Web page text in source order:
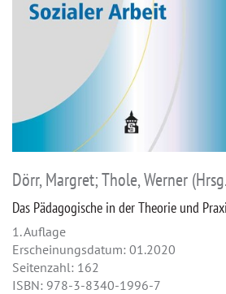
Dörr, Margret; Thole, Werner
Das Pädagogische in der Theorie und
1. Auflage
Erscheinungsdatum: 01.2020
Seitenzahl: 162
ISBN: 978-3-8340-1996-7